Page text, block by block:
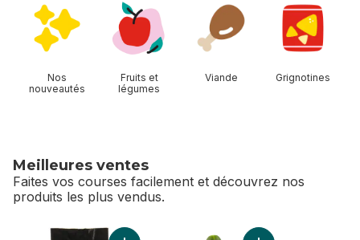
Nos
nouveautés
Fruits et
légumes
Viande Grignotines
Meilleures ventes
Faites vos courses facilement et découvrez nos
produits les plus vendus.
sauter Meilleures ventes